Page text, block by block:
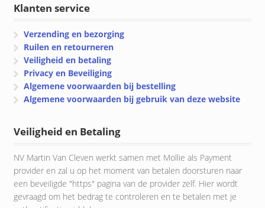
Klanten service
Verzending en bezorging
Ruilen en retourneren
Veiligheid en betaling
Privacy en Beveiliging
Algemene voorwaarden bij bestelling
Algemene voorwaarden bij gebruik van deze website
Veiligheid en Betaling
NV Martin Van Cleven werkt samen met Mollie als Payment
provider en zal u op het moment van betalen doorsturen naar
een beveiligde "https" pagina van de provider zelf. Hier wordt
gevraagd om het bedrag te controleren en te betalen met je